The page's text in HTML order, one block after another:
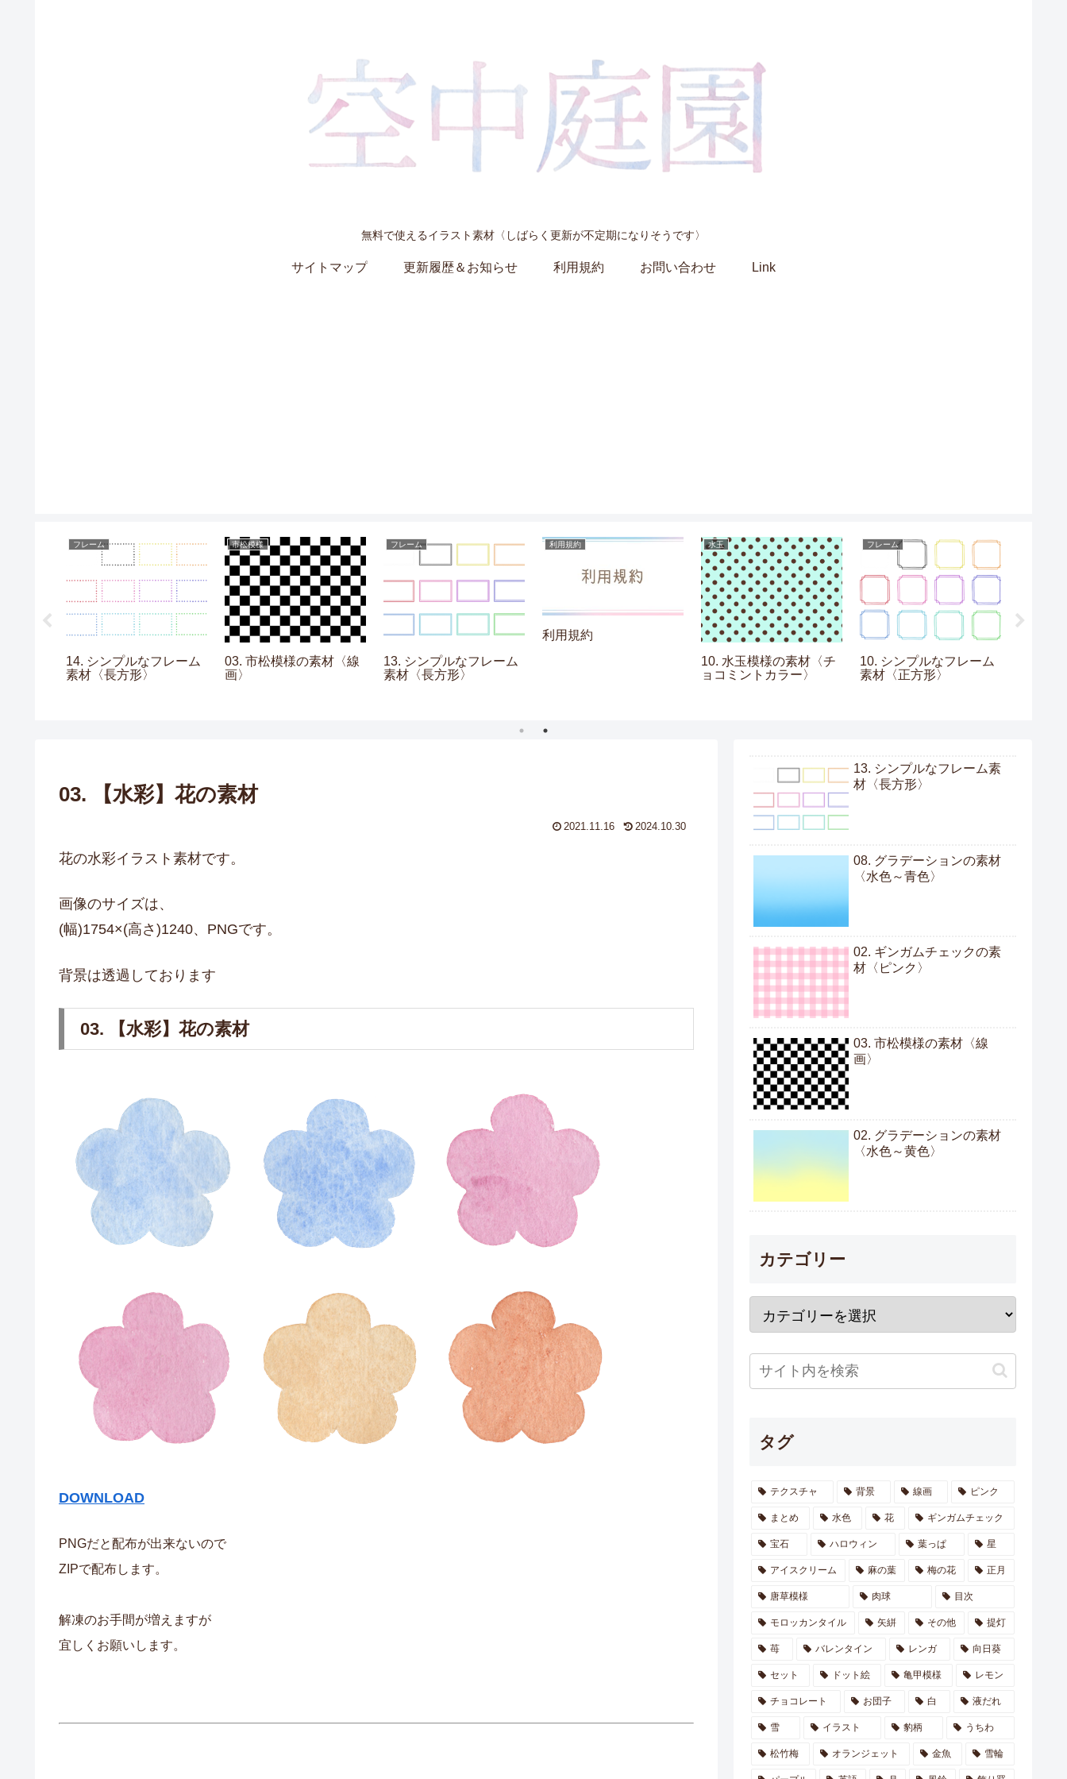
無料で使えるイラスト素材〈しばらく更新が不定期になりそうです〉
サイトマップ 更新履歴＆お知らせ 利用規約 お問い合わせ Link
フレーム
14. シンプルなフレーム
素材〈長方形〉
市松模様
03. 市松模様の素材〈線
画〉
フレーム
13. シンプルなフレーム
素材〈長方形〉
利用規約
利用規約
水玉
10. 水玉模様の素材〈チ
ョコミントカラー〉
フレーム
10. シンプルなフレーム
素材〈正方形〉
03. 【水彩】花の素材
2021.11.16 2024.10.30
花の水彩イラスト素材です。
画像のサイズは、
(幅)1754×(高さ)1240、PNGです。
背景は透過しております
03. 【水彩】花の素材
DOWNLOAD
PNGだと配布が出来ないので
ZIPで配布します。
解凍のお手間が増えますが
宜しくお願いします。
13. シンプルなフレーム素
材〈長方形〉
08. グラデーションの素材
〈水色～青色〉
02. ギンガムチェックの素
材〈ピンク〉
03. 市松模様の素材〈線
画〉
02. グラデーションの素材
〈水色～黄色〉
カテゴリー
タグ
テクスチャ 背景 線画 ピンク
まとめ 水色 花 ギンガムチェック
宝石 ハロウィン 葉っぱ 星
アイスクリーム 麻の葉 梅の花 正月
唐草模様 肉球 目次
モロッカンタイル 矢絣 その他 提灯
苺 バレンタイン レンガ 向日葵
セット ドット絵 亀甲模様 レモン
チョコレート お団子 白 液だれ
雪 イラスト 豹柄 うちわ
松竹梅 オランジェット 金魚 雪輪